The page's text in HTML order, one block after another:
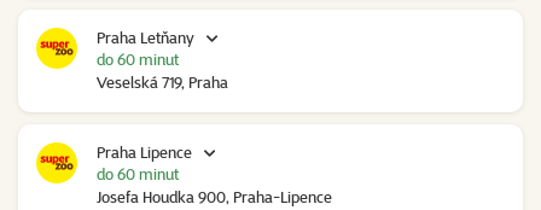
Praha Letňany
Veselská 719, Praha
do 60 minut
Praha Lipence
Josefa Houdka 900, Praha-Lipence
do 60 minut